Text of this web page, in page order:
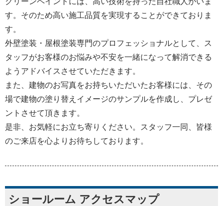
す。そのため高い施工品質を実現することができておりま
す。
外壁塗装・屋根塗装専門のプロフェッショナルとして、ス
タッフがお客様のお悩みや不安を一緒になって解消できる
ようアドバイスさせていただきます。
また、建物のお写真をお持ちいただいたお客様には、その
場で建物の塗り替えイメージのサンプルを作成し、プレゼ
ントさせて頂きます。
是非、お気軽にお立ち寄りください。スタッフ一同、皆様
のご来店を心よりお待ちしております。
ショールーム アクセスマップ